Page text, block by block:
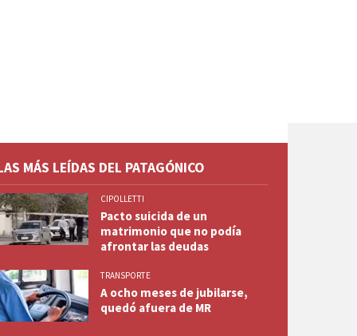
MÁS LEÍDAS DEL PATAGÓNICO
CIPOLLETTI
Pacto suicida de un
matrimonio que no podía
afrontar las deudas
TRANSPORTE
A ocho meses de jubilarse,
quedó afuera de MR